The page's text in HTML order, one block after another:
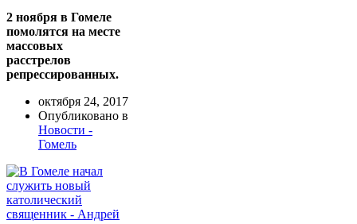
2 ноября в Гомеле
помолятся на месте
массовых
расстрелов
репрессированных.
октября 24, 2017
Опубликовано в
Новости -
Гомель